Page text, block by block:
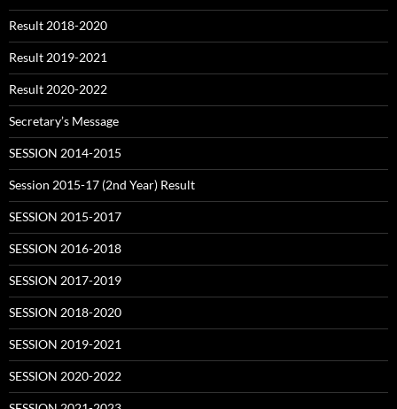
Result 2018-2020
Result 2019-2021
Result 2020-2022
Secretary’s Message
SESSION 2014-2015
Session 2015-17 (2nd Year) Result
SESSION 2015-2017
SESSION 2016-2018
SESSION 2017-2019
SESSION 2018-2020
SESSION 2019-2021
SESSION 2020-2022